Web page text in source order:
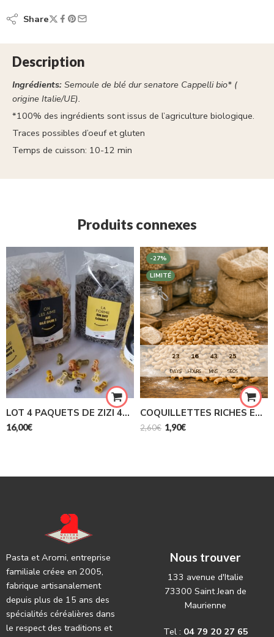
Share
Description
Ingrédients: Semoule de blé dur senatore Cappelli bio* (
origine Italie/UE).
*100% des ingrédients sont issus de l’agriculture biologique.
Traces possibles d’oeuf et gluten
Temps de cuisson: 10-12 min
Produits connexes
LOT 4 PAQUETS DE ZIZI 400G
16,00€
-27%
LIMITÉ
23
DAYS
16
HOURS
43
MINS
25
SECS
COQUILLETTES RICHES EN PROTÉINES 500G
2,60€ 1,90€
Pasta et Aromi, entreprise
familiale créee en 2005,
fabrique artisanalement
depuis plus de 15 ans des
spécialités céréalières dans
le respect des traditions et
Nous trouver
133 avenue d'Italie
73300 Saint Jean de
Maurienne
Tel : 04 79 20 27 65